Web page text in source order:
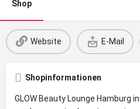
Shop
Website E-Mail
Shopinformationen
GLOW Beauty Lounge Hamburg